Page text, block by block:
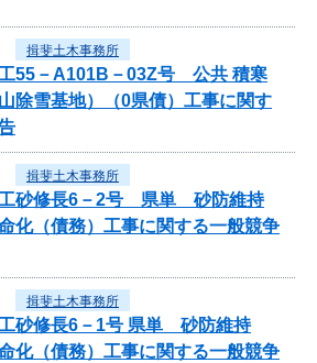
揖斐土木事務所
工55－A101B－03Z号 公共 積寒
除雪基地）（0県債）工事に関す
揖斐土木事務所
工砂修長6－2号 県単 砂防維持
化（債務）工事に関する一般競争
揖斐土木事務所
工砂修長6－1号 県単 砂防維持
化（債務）工事に関する一般競争